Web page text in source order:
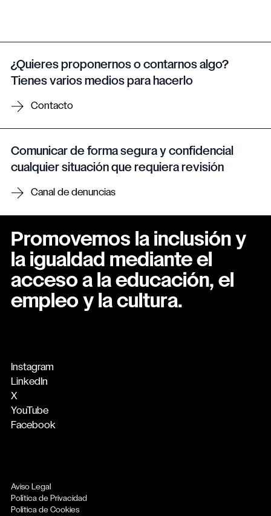
¿Quieres proponernos o contarnos algo?
Tienes varios medios para hacerlo
Contacto
Comunicar de forma segura y confidencial
cualquier situación que requiera revisión
Canal de denuncias
Promovemos la inclusión y
la igualdad mediante el
acceso a la educación, el
empleo y la cultura.
Instagram
LinkedIn
X
YouTube
Facebook
Aviso Legal
Política de Privacidad
Política de Cookies